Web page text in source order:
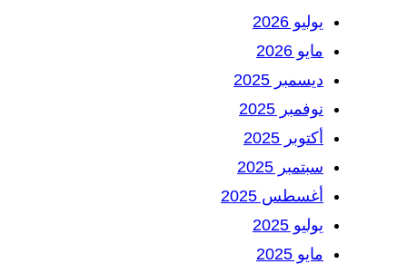
يوليو 2026
مايو 2026
ديسمبر 2025
نوفمبر 2025
أكتوبر 2025
سبتمبر 2025
أغسطس 2025
يوليو 2025
مايو 2025